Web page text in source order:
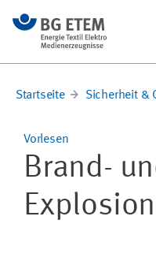
Startseite Sicherheit &
Vorlesen
Brand-